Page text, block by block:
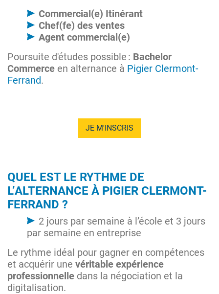
Commercial(e) Itinérant
Chef(fe) des ventes
Agent commercial(e)
Poursuite d'études possible : Bachelor
Commerce en alternance à Pigier Clermont-
Ferrand.
JE M'INSCRIS
QUEL EST LE RYTHME DE
L’ALTERNANCE À PIGIER CLERMONT-
FERRAND ?
2 jours par semaine à l’école et 3 jours
par semaine en entreprise
Le rythme idéal pour gagner en compétences
et acquérir une véritable expérience
professionnelle dans la négociation et la
digitalisation.